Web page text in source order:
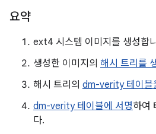
요약
ext4 시스템 이미지를 생성합
생성한 이미지의 해시 트리를
해시 트리의 dm-verity 테이블
dm-verity 테이블에 서명하여
다.